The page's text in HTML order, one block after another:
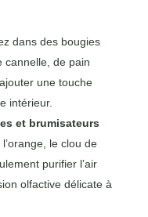
dans des bougies
cannelle, de pain
une touche
intérieur.
et brumisateurs
le clou de
purifier l’air
olfactive délicate à